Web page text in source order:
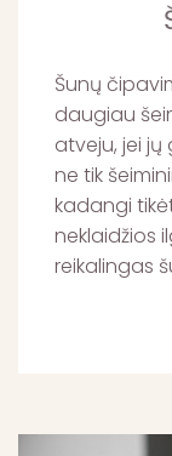
Šunų
daugiau
atveju, jei
ne tik
kadangi
neklaidžios
reikalingas